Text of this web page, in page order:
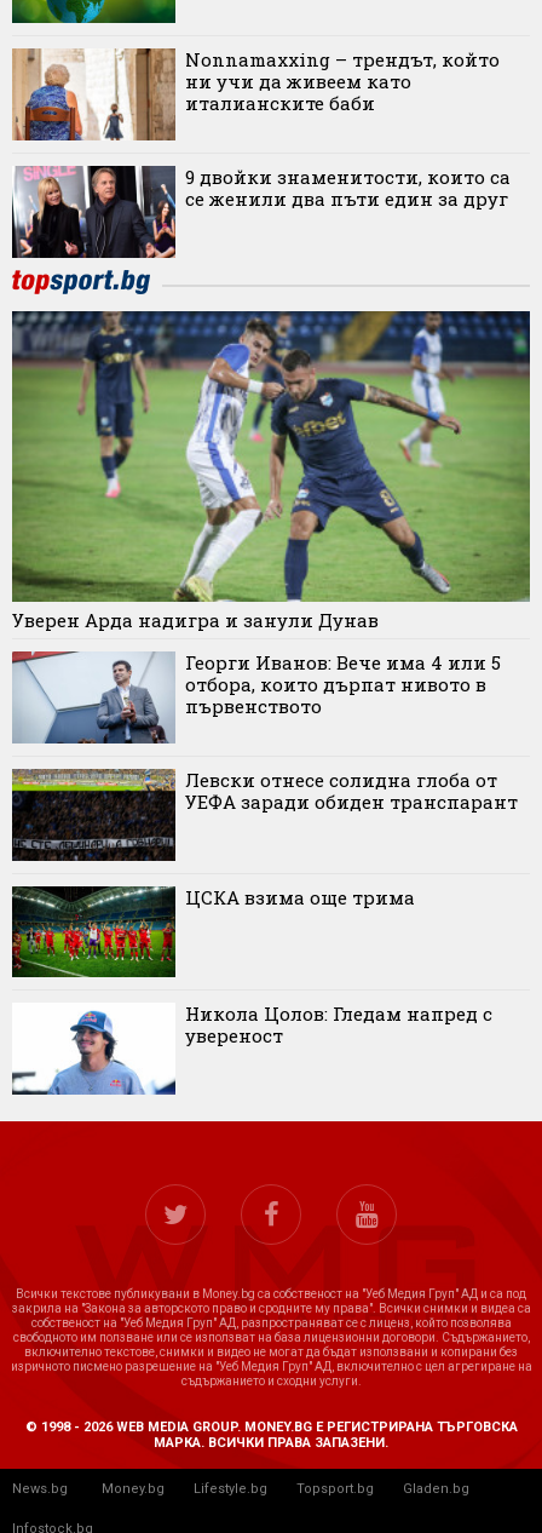
Nonnamaxxing – трендът, който
ни учи да живеем като
италианските баби
9 двойки знаменитости, които са
се женили два пъти един за друг
Уверен Арда надигра и занули Дунав
Георги Иванов: Вече има 4 или 5
отбора, които дърпат нивото в
първенството
Левски отнесе солидна глоба от
УЕФА заради обиден транспарант
ЦСКА взима още трима
Никола Цолов: Гледам напред с
увереност
Всички текстове публикувани в Money.bg са собственост на "Уеб Медия Груп" АД и са под
закрила на "Закона за авторското право и сродните му права". Всички снимки и видеа са
собственост на "Уеб Медия Груп" АД, разпространяват се с лиценз, който позволява
свободното им ползване или се използват на база лицензионни договори. Съдържанието,
включително текстове, снимки и видео не могат да бъдат използвани и копирани без
изричното писмено разрешение на "Уеб Медия Груп" АД, включително с цел агрегиране на
съдържанието и сходни услуги.
© 1998 - 2026 WEB MEDIA GROUP. MONEY.BG Е РЕГИСТРИРАНА ТЪРГОВСКА
МАРКА. ВСИЧКИ ПРАВА ЗАПАЗЕНИ.
News.bg Money.bg Lifestyle.bg Topsport.bg Gladen.bg
Infostock.bg